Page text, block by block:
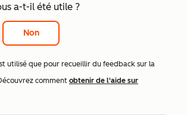
a-t-il été utile ?
Non
utilisé que pour recueillir du feedback sur la
comment obtenir de l'aide sur